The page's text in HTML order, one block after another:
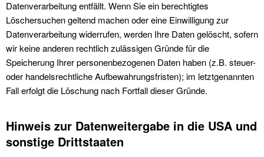
Datenverarbeitung entfällt. Wenn Sie ein berechtigtes
Löschersuchen geltend machen oder eine Einwilligung zur
Datenverarbeitung widerrufen, werden Ihre Daten gelöscht, sofern
wir keine anderen rechtlich zulässigen Gründe für die
Speicherung Ihrer personenbezogenen Daten haben (z.B. steuer-
oder handelsrechtliche Aufbewahrungsfristen); im letztgenannten
Fall erfolgt die Löschung nach Fortfall dieser Gründe.
Hinweis zur Datenweitergabe in die USA und
sonstige Drittstaaten